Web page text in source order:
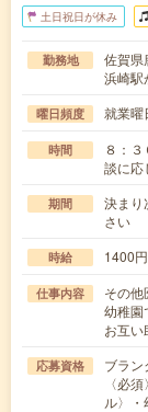
土日祝日が休み
勤務地
佐賀県
浜崎駅
曜日頻度 就業曜
時間
８：
談に応
期間
決ま
さい
時給 1400
仕事内容
その他
幼稚園
お互
応募資格
ブラン
〈必
ル〉